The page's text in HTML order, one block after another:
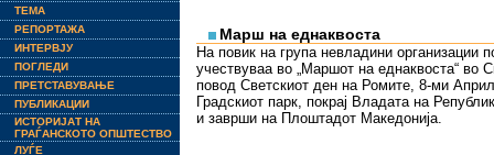
ТЕМА
РЕПОРТАЖА
ИНТЕРВЈУ
ПОГЛЕДИ
ПРЕТСТАВУВАЊЕ
ПУБЛИКАЦИИ
ИСТОРИЈАТ НА
ГРАЃАНСКОТО ОПШТЕСТВО
ЛУЃЕ
Марш на еднаквостa
На повик на група невладини организации
учествуваа во „Маршот на еднаквоста“ во
повод Светскиот ден на Ромите, 8-ми
Градскиот парк, покрај Владата на
и заврши на Плоштадот Македонија.